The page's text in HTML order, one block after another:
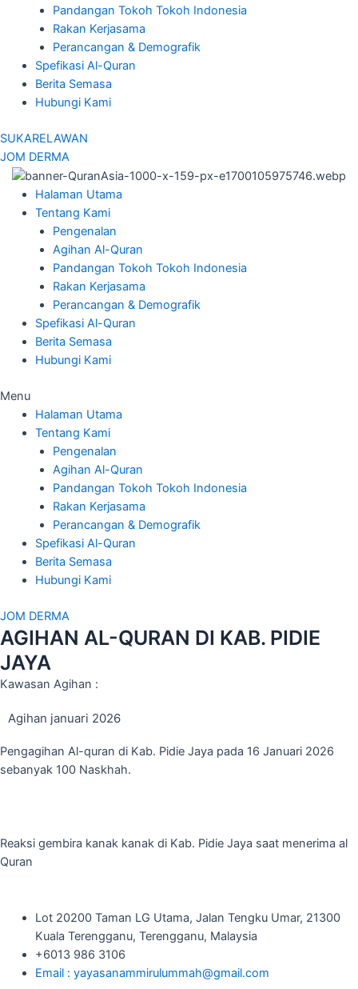
Pandangan Tokoh Tokoh Indonesia
Rakan Kerjasama
Perancangan & Demografik
Spefikasi Al-Quran
Berita Semasa
Hubungi Kami
SUKARELAWAN
JOM DERMA
Halaman Utama
Tentang Kami
Pengenalan
Agihan Al-Quran
Pandangan Tokoh Tokoh Indonesia
Rakan Kerjasama
Perancangan & Demografik
Spefikasi Al-Quran
Berita Semasa
Hubungi Kami
Menu
Halaman Utama
Tentang Kami
Pengenalan
Agihan Al-Quran
Pandangan Tokoh Tokoh Indonesia
Rakan Kerjasama
Perancangan & Demografik
Spefikasi Al-Quran
Berita Semasa
Hubungi Kami
JOM DERMA
AGIHAN AL-QURAN DI KAB. PIDIE
JAYA
Kawasan Agihan :
Agihan januari 2026
Pengagihan Al-quran di Kab. Pidie Jaya pada 16 Januari 2026
sebanyak 100 Naskhah.
Reaksi gembira kanak kanak di Kab. Pidie Jaya saat menerima al
Quran
Lot 20200 Taman LG Utama, Jalan Tengku Umar, 21300
Kuala Terengganu, Terengganu, Malaysia
+6013 986 3106
Email : yayasanammirulummah@gmail.com